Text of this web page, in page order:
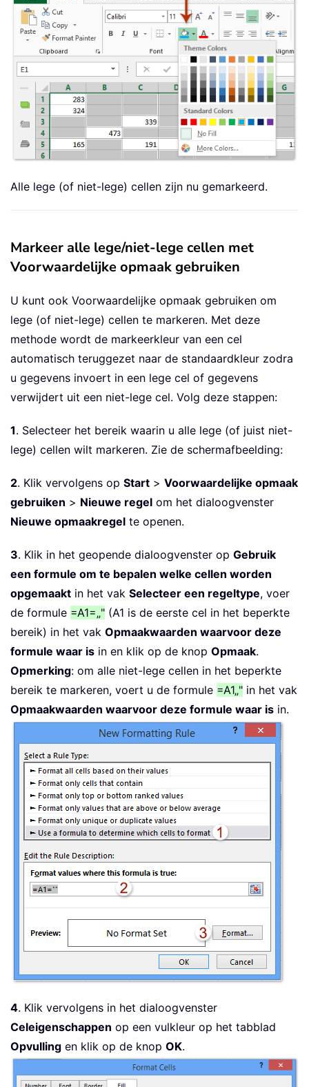
Alle lege (of niet-lege) cellen zijn nu gemarkeerd.
Markeer alle lege/niet-lege cellen met
Voorwaardelijke opmaak gebruiken
U kunt ook Voorwaardelijke opmaak gebruiken om
lege (of niet-lege) cellen te markeren. Met deze
methode wordt de markeerkleur van een cel
automatisch teruggezet naar de standaardkleur zodra
u gegevens invoert in een lege cel of gegevens
verwijdert uit een niet-lege cel. Volg deze stappen:
1. Selecteer het bereik waarin u alle lege (of juist niet-
lege) cellen wilt markeren. Zie de schermafbeelding:
2. Klik vervolgens op Start > Voorwaardelijke opmaak
gebruiken > Nieuwe regel om het dialoogvenster
Nieuwe opmaakregel te openen.
3. Klik in het geopende dialoogvenster op Gebruik
een formule om te bepalen welke cellen worden
opgemaakt in het vak Selecteer een regeltype, voer
de formule =A1=„" (A1 is de eerste cel in het beperkte
bereik) in het vak Opmaakwaarden waarvoor deze
formule waar is in en klik op de knop Opmaak.
Opmerking: om alle niet-lege cellen in het beperkte
bereik te markeren, voert u de formule =A1„" in het vak
Opmaakwaarden waarvoor deze formule waar is in.
4. Klik vervolgens in het dialoogvenster
Celeigenschappen op een vulkleur op het tabblad
Opvulling en klik op de knop OK.